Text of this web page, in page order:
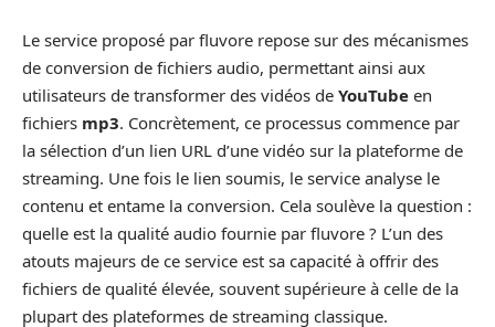
Le service proposé par fluvore repose sur des mécanismes
de conversion de fichiers audio, permettant ainsi aux
utilisateurs de transformer des vidéos de YouTube en
fichiers mp3. Concrètement, ce processus commence par
la sélection d’un lien URL d’une vidéo sur la plateforme de
streaming. Une fois le lien soumis, le service analyse le
contenu et entame la conversion. Cela soulève la question :
quelle est la qualité audio fournie par fluvore ? L’un des
atouts majeurs de ce service est sa capacité à offrir des
fichiers de qualité élevée, souvent supérieure à celle de la
plupart des plateformes de streaming classique.